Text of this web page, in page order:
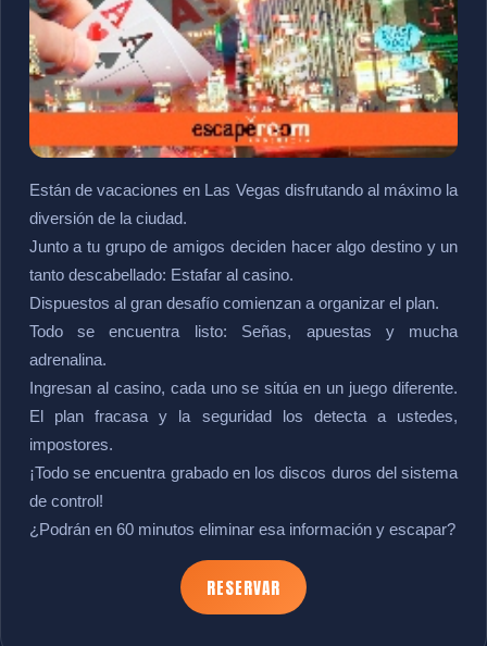
Están de vacaciones en Las Vegas disfrutando al máximo la
diversión de la ciudad.
Junto a tu grupo de amigos deciden hacer algo destino y un
tanto descabellado: Estafar al casino.
Dispuestos al gran desafío comienzan a organizar el plan.
Todo se encuentra listo: Señas, apuestas y mucha
adrenalina.
Ingresan al casino, cada uno se sitúa en un juego diferente.
El plan fracasa y la seguridad los detecta a ustedes,
impostores.
¡Todo se encuentra grabado en los discos duros del sistema
de control!
¿Podrán en 60 minutos eliminar esa información y escapar?
RESERVAR